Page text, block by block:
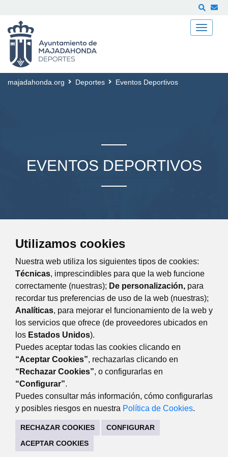
Utilizamos cookies
Nuestra web utiliza los siguientes tipos de cookies:
Técnicas, imprescindibles para que la web funcione
correctamente (nuestras); De personalización, para
recordar tus preferencias de uso de la web (nuestras);
Analíticas, para mejorar el funcionamiento de la web y
los servicios que ofrece (de proveedores ubicados en
los Estados Unidos).
Puedes aceptar todas las cookies clicando en
“Aceptar Cookies”, rechazarlas clicando en
“Rechazar Cookies”, o configurarlas en
“Configurar”.
Puedes consultar más información, cómo configurarlas
y posibles riesgos en nuestra Política de Cookies.
RECHAZAR COOKIES
CONFIGURAR
ACEPTAR COOKIES
majadahonda.org Deportes Eventos Deportivos
EVENTOS DEPORTIVOS
Anterior sábado
Centro Deportivo 'Huerta Vieja'. Acceso por C/Puerto de
Cotos, s/n 28220 Majadahonda
91 634 94 23
deportes@majadahonda.org
CONTACTO